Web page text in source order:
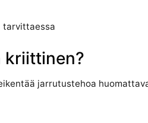
tarvittaessa
kriittinen?
jarrutustehoa